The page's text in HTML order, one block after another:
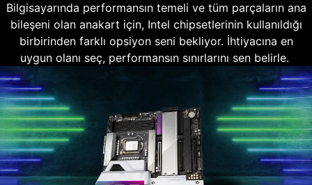
Bilgisayarında performansın temeli ve tüm parçaların ana
bileşeni olan anakart için, Intel chipsetlerinin kullanıldığı
birbirinden farklı opsiyon seni bekliyor. İhtiyacına en
uygun olanı seç, performansın sınırlarını sen belirle.